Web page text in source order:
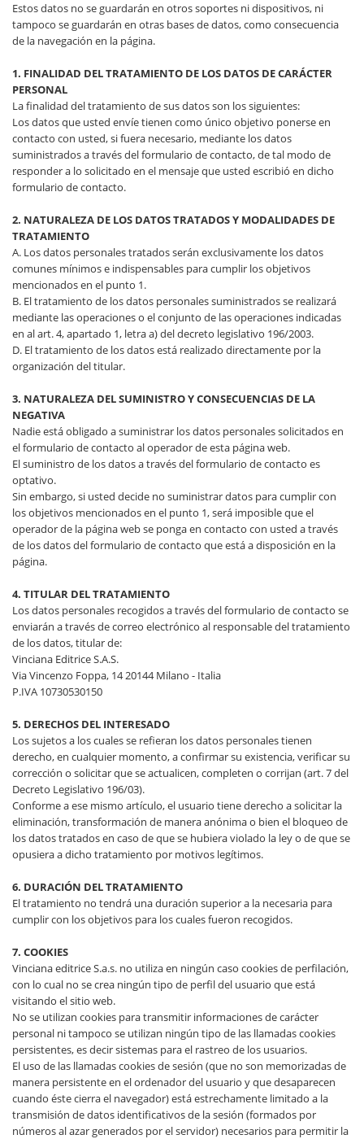
Estos datos no se guardarán en otros soportes ni dispositivos, ni
tampoco se guardarán en otras bases de datos, como consecuencia
de la navegación en la página.
1. FINALIDAD DEL TRATAMIENTO DE LOS DATOS DE CARÁCTER
PERSONAL
La finalidad del tratamiento de sus datos son los siguientes:
Los datos que usted envíe tienen como único objetivo ponerse en
contacto con usted, si fuera necesario, mediante los datos
suministrados a través del formulario de contacto, de tal modo de
responder a lo solicitado en el mensaje que usted escribió en dicho
formulario de contacto.
2. NATURALEZA DE LOS DATOS TRATADOS Y MODALIDADES DE
TRATAMIENTO
A. Los datos personales tratados serán exclusivamente los datos
comunes mínimos e indispensables para cumplir los objetivos
mencionados en el punto 1.
B. El tratamiento de los datos personales suministrados se realizará
mediante las operaciones o el conjunto de las operaciones indicadas
en al art. 4, apartado 1, letra a) del decreto legislativo 196/2003.
D. El tratamiento de los datos está realizado directamente por la
organización del titular.
3. NATURALEZA DEL SUMINISTRO Y CONSECUENCIAS DE LA
NEGATIVA
Nadie está obligado a suministrar los datos personales solicitados en
el formulario de contacto al operador de esta página web.
El suministro de los datos a través del formulario de contacto es
optativo.
Sin embargo, si usted decide no suministrar datos para cumplir con
los objetivos mencionados en el punto 1, será imposible que el
operador de la página web se ponga en contacto con usted a través
de los datos del formulario de contacto que está a disposición en la
página.
4. TITULAR DEL TRATAMIENTO
Los datos personales recogidos a través del formulario de contacto se
enviarán a través de correo electrónico al responsable del tratamiento
de los datos, titular de:
Vinciana Editrice S.A.S.
Via Vincenzo Foppa, 14 20144 Milano - Italia
P.IVA 10730530150
5. DERECHOS DEL INTERESADO
Los sujetos a los cuales se refieran los datos personales tienen
derecho, en cualquier momento, a confirmar su existencia, verificar su
corrección o solicitar que se actualicen, completen o corrijan (art. 7 del
Decreto Legislativo 196/03).
Conforme a ese mismo artículo, el usuario tiene derecho a solicitar la
eliminación, transformación de manera anónima o bien el bloqueo de
los datos tratados en caso de que se hubiera violado la ley o de que se
opusiera a dicho tratamiento por motivos legítimos.
6. DURACIÓN DEL TRATAMIENTO
El tratamiento no tendrá una duración superior a la necesaria para
cumplir con los objetivos para los cuales fueron recogidos.
7. COOKIES
Vinciana editrice S.a.s. no utiliza en ningún caso cookies de perfilación,
con lo cual no se crea ningún tipo de perfil del usuario que está
visitando el sitio web.
No se utilizan cookies para transmitir informaciones de carácter
personal ni tampoco se utilizan ningún tipo de las llamadas cookies
persistentes, es decir sistemas para el rastreo de los usuarios.
El uso de las llamadas cookies de sesión (que no son memorizadas de
manera persistente en el ordenador del usuario y que desaparecen
cuando éste cierra el navegador) está estrechamente limitado a la
transmisión de datos identificativos de la sesión (formados por
números al azar generados por el servidor) necesarios para permitir la